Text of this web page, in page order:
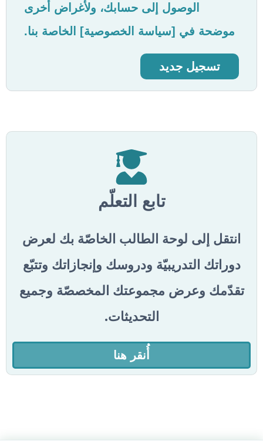
الوصول إلى حسابك، ولأغراض أخرى
موضحة في [سياسة الخصوصية] الخاصة بنا.
تسجيل جديد
تابع التعلّم
انتقل إلى لوحة الطالب الخاصّة بك لعرض
دوراتك التدريبيّة ودروسك وإنجازاتك وتتبّع
تقدّمك وعرض مجموعتك المخصصّة وجميع
التحديثات.
أُنقر هنا